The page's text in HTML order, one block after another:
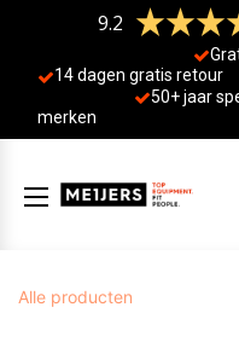
9.2
14 dagen gratis retour
50+ jaar
merken
Alle producten